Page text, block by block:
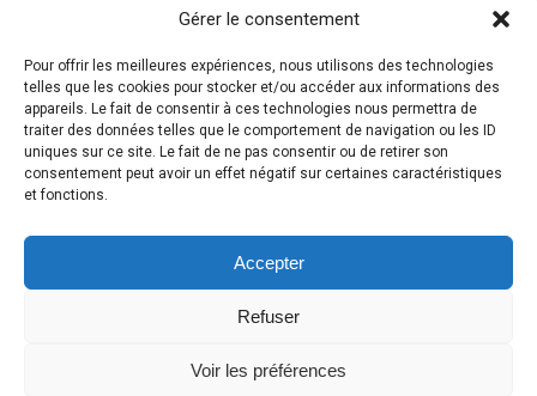
Gérer le consentement
Pour offrir les meilleures expériences, nous utilisons des technologies
telles que les cookies pour stocker et/ou accéder aux informations des
appareils. Le fait de consentir à ces technologies nous permettra de
traiter des données telles que le comportement de navigation ou les ID
uniques sur ce site. Le fait de ne pas consentir ou de retirer son
consentement peut avoir un effet négatif sur certaines caractéristiques
et fonctions.
Accepter
Refuser
Voir les préférences
Ce site utilise Akismet pour réduire les indésirables.En
savoir plus sur la façon dont les données de vos
commentaires sont traitées.
Retour au début